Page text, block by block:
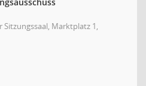
Sitzungssaal, Marktplatz 1,